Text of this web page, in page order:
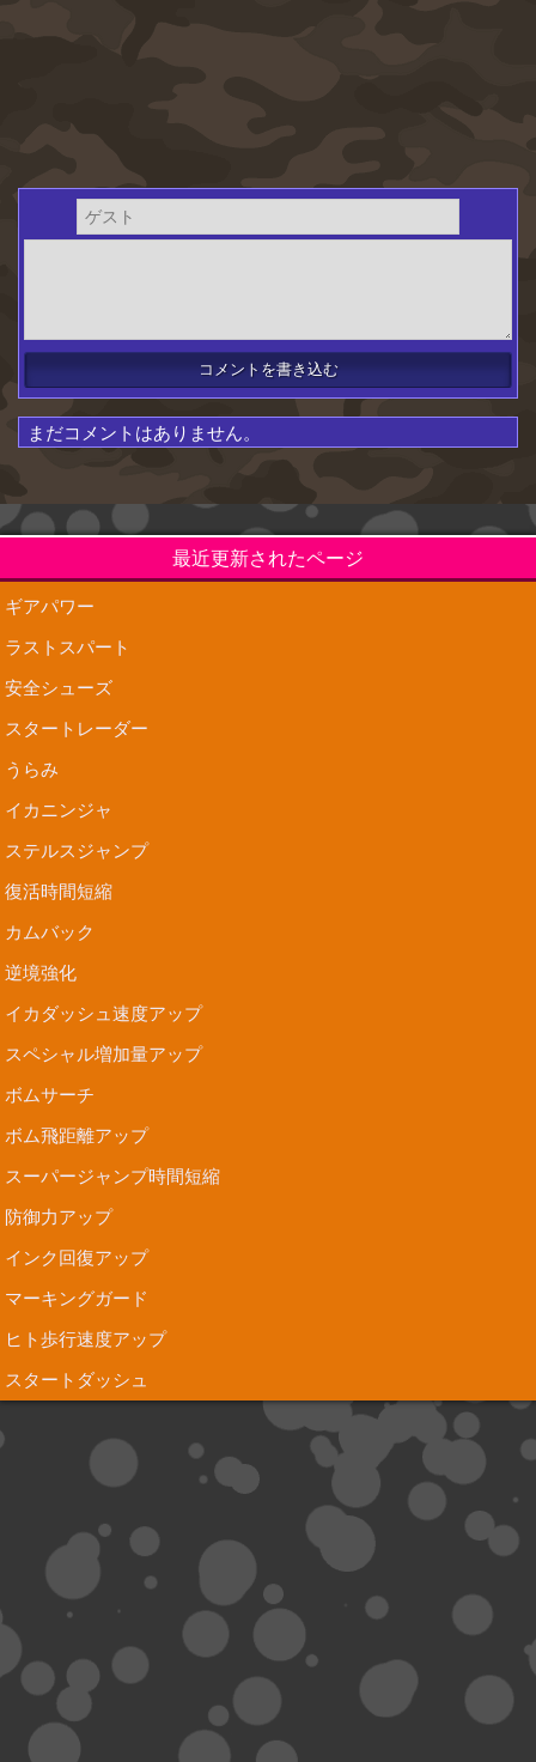
まだコメントはありません。
最近更新されたページ
ギアパワー
ラストスパート
安全シューズ
スタートレーダー
うらみ
イカニンジャ
ステルスジャンプ
復活時間短縮
カムバック
逆境強化
イカダッシュ速度アップ
スペシャル増加量アップ
ボムサーチ
ボム飛距離アップ
スーパージャンプ時間短縮
防御力アップ
インク回復アップ
マーキングガード
ヒト歩行速度アップ
スタートダッシュ